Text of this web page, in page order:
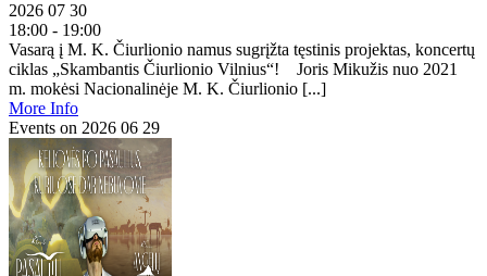
2026 07 30
18:00 - 19:00
Vasarą į M. K. Čiurlionio namus sugrįžta tęstinis projektas, koncertų
ciklas „Skambantis Čiurlionio Vilnius“! Joris Mikužis nuo 2021
m. mokėsi Nacionalinėje M. K. Čiurlionio [...]
More Info
Events on 2026 06 29